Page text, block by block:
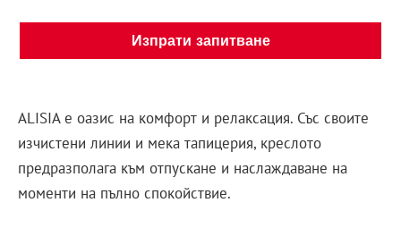
Изпрати запитване
ALISIA е оазис на комфорт и релаксация. Със своите
изчистени линии и мека тапицерия, креслото
предразполага към отпускане и наслаждаване на
моменти на пълно спокойствие.